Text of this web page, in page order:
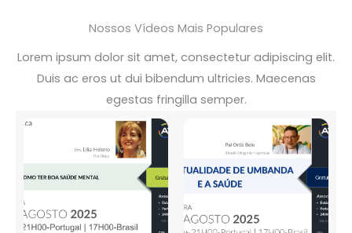
Nossos Vídeos Mais Populares
Lorem ipsum dolor sit amet, consectetur adipiscing elit.
Duis ac eros ut dui bibendum ultricies. Maecenas
egestas fringilla semper.